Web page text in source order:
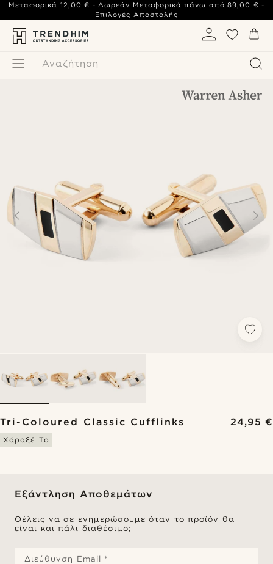
Αναζήτηση
Μεταφορικά 12,00 € - Δωρεάν Μεταφορικά πάνω από 89,00 € -
Επιλογές Αποστολής
Tri-Coloured Classic Cufflinks 24,95 €
Χάραξέ Το
Εξάντληση Αποθεμάτων
Θέλεις να σε ενημερώσουμε όταν το προϊόν θα
είναι και πάλι διαθέσιμο;
Διεύθυνση Email *